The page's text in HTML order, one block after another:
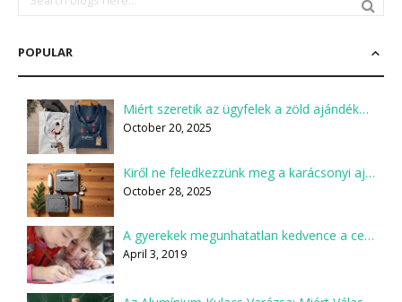
POPULAR
Miért szeretik az ügyfelek a zöld ajándékokat?
October 20, 2025
Kiről ne feledkezzünk meg a karácsonyi ajándékcsomagok összeállításakor?
October 28, 2025
A gyerekek megunhatatlan kedvence a ceruza
April 3, 2019